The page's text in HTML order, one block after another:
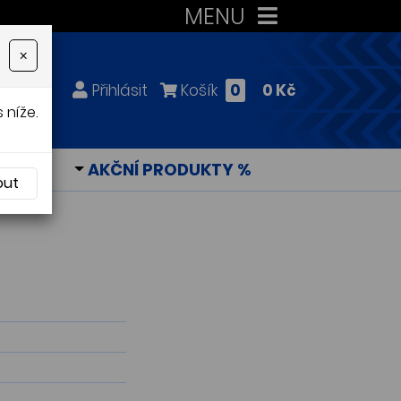
MENU
Přihlásit Košík 0 0 Kč
AKČNÍ PRODUKTY %
×
níže.